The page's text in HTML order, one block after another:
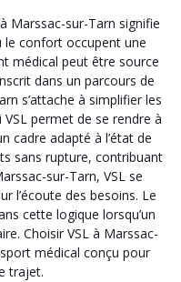
Marssac-sur-Tarn signifie
le confort occupent une
médical peut être source
dans un parcours de
s’attache à simplifier les
permet de se rendre à
cadre adapté à l’état de
sans rupture, contribuant
sur-Tarn, VSL se
l’écoute des besoins. Le
cette logique lorsqu’un
Choisir VSL à Marssac-
médical conçu pour
trajet.